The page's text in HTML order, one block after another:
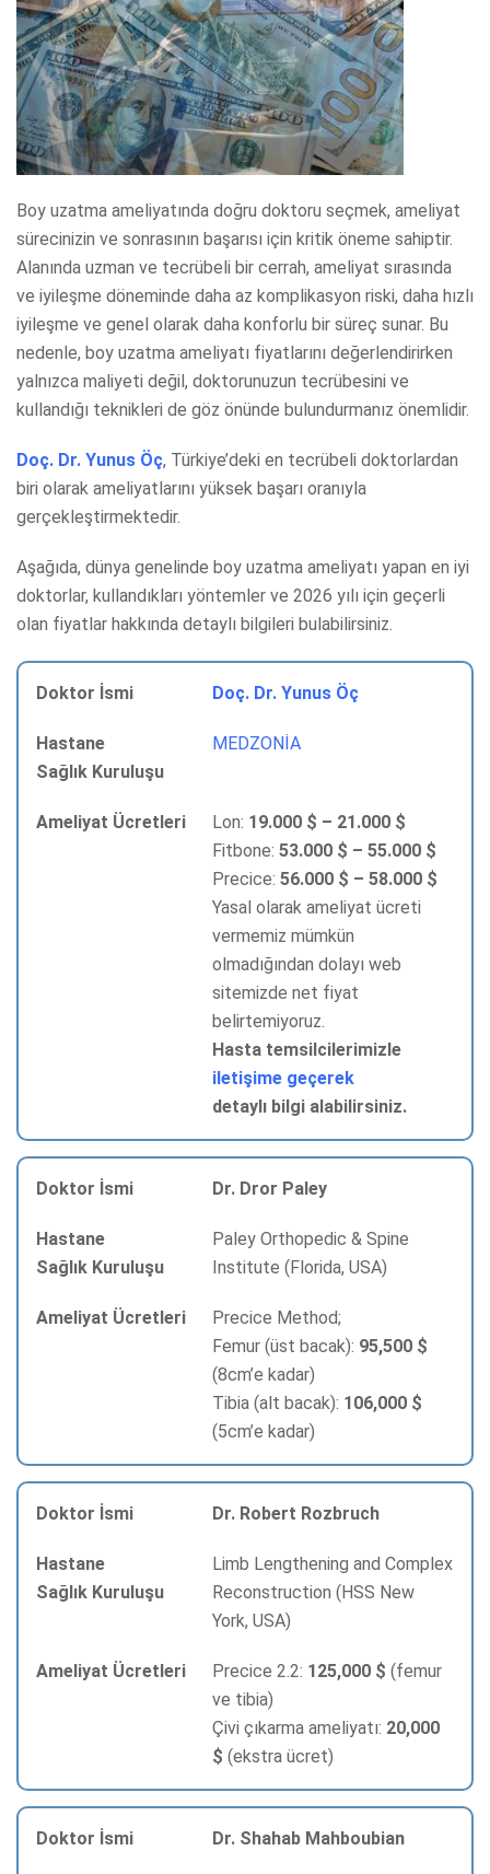
Boy uzatma ameliyatında doğru doktoru seçmek, ameliyat
sürecinizin ve sonrasının başarısı için kritik öneme sahiptir.
Alanında uzman ve tecrübeli bir cerrah, ameliyat sırasında
ve iyileşme döneminde daha az komplikasyon riski, daha hızlı
iyileşme ve genel olarak daha konforlu bir süreç sunar. Bu
nedenle, boy uzatma ameliyatı fiyatlarını değerlendirirken
yalnızca maliyeti değil, doktorunuzun tecrübesini ve
kullandığı teknikleri de göz önünde bulundurmanız önemlidir.
Doç. Dr. Yunus Öç, Türkiye’deki en tecrübeli doktorlardan
biri olarak ameliyatlarını yüksek başarı oranıyla
gerçekleştirmektedir.
Aşağıda, dünya genelinde boy uzatma ameliyatı yapan en iyi
doktorlar, kullandıkları yöntemler ve 2026 yılı için geçerli
olan fiyatlar hakkında detaylı bilgileri bulabilirsiniz.
Doç. Dr. Yunus Öç
MEDZONİA
Lon: 19.000 $ – 21.000 $
Fitbone: 53.000 $ – 55.000 $
Precice: 56.000 $ – 58.000 $
Yasal olarak ameliyat ücreti
vermemiz mümkün
olmadığından dolayı web
sitemizde net fiyat
belirtemiyoruz.
Hasta temsilcilerimizle
iletişime geçerek
detaylı bilgi alabilirsiniz.
Dr. Dror Paley
Paley Orthopedic & Spine
Institute (Florida, USA)
Precice Method;
Femur (üst bacak): 95,500 $
(8cm’e kadar)
Tibia (alt bacak): 106,000 $
(5cm’e kadar)
Dr. Robert Rozbruch
Limb Lengthening and Complex
Reconstruction (HSS New
York, USA)
Precice 2.2: 125,000 $ (femur
ve tibia)
Çivi çıkarma ameliyatı: 20,000
$ (ekstra ücret)
Dr. Shahab Mahboubian